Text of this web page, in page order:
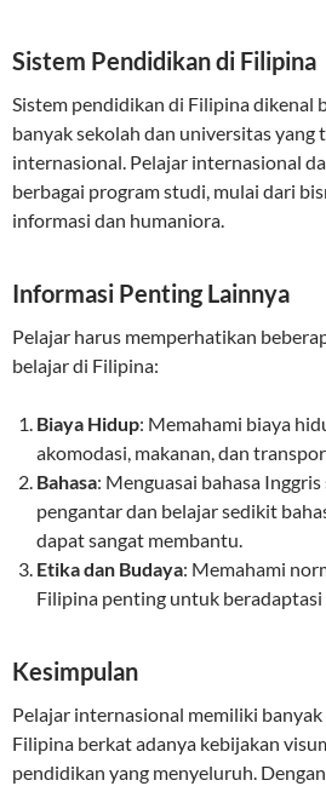
Sistem Pendidikan di Filipina
Sistem pendidikan di Filipina dikenal
banyak sekolah dan universitas yang
internasional. Pelajar internasional
berbagai program studi, mulai dari
informasi dan humaniora.
Informasi Penting Lainnya
Pelajar harus memperhatikan
belajar di Filipina:
Biaya Hidup: Memahami biaya
akomodasi, makanan, dan
Bahasa: Menguasai bahasa Inggris
pengantar dan belajar sedikit
dapat sangat membantu.
Etika dan Budaya: Memahami
Filipina penting untuk
Kesimpulan
Pelajar internasional memiliki
Filipina berkat adanya kebijakan
pendidikan yang menyeluruh.